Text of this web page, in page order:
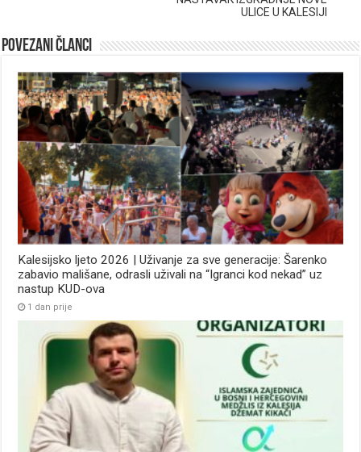
ULICE U KALESIJI
Povezani članci
Kalesijsko ljeto 2026 | Uživanje za sve generacije: Šarenko
zabavio mališane, odrasli uživali na “Igranci kod nekad” uz
nastup KUD-ova
1 dan prije